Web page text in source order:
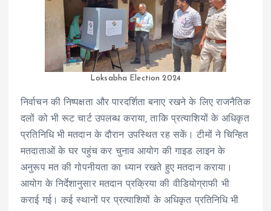
Loksabha Election 2024
निर्वाचन की निष्पक्षता और पारदर्शिता बनाए रखने के लिए राजनैतिक
दलों को भी रूट चार्ट उपलब्ध कराया, ताकि प्रत्याशियों के अधिकृत
प्रतिनिधि भी मतदान के दौरान उपस्थित रह सकें। टीमों ने चिन्हित
मतदाताओं के घर पहुंच कर चुनाव आयोग की गाइड लाइन के
अनुरूप मत की गोपनीयता का ध्यान रखते हुए मतदान कराया।
आयोग के निर्देशानुसार मतदान प्रक्रिया की वीडियोग्राफी भी
कराई गई। कई स्थानों पर प्रत्याशियों के अधिकृत प्रतिनिधि भी